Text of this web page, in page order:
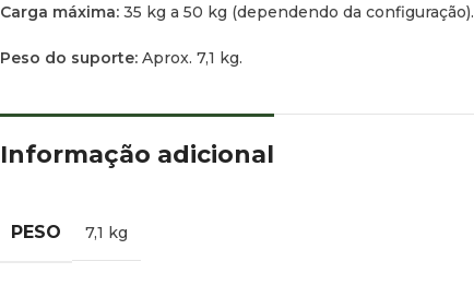
Carga máxima: 35 kg a 50 kg (dependendo da configuração).
Peso do suporte: Aprox. 7,1 kg.
Informação adicional
PESO 7,1 kg